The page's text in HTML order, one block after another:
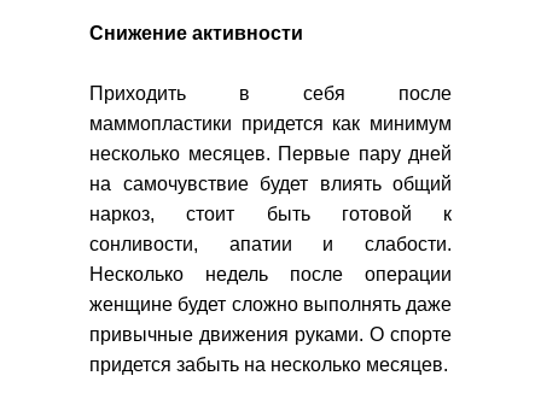
Снижение активности
Приходить в себя после
маммопластики придется как минимум
несколько месяцев. Первые пару дней
на самочувствие будет влиять общий
наркоз, стоит быть готовой к
сонливости, апатии и слабости.
Несколько недель после операции
женщине будет сложно выполнять даже
привычные движения руками. О спорте
придется забыть на несколько месяцев.